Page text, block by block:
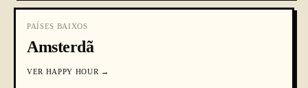
PAÍSES BAIXOS
Amsterdã
VER HAPPY HOUR →